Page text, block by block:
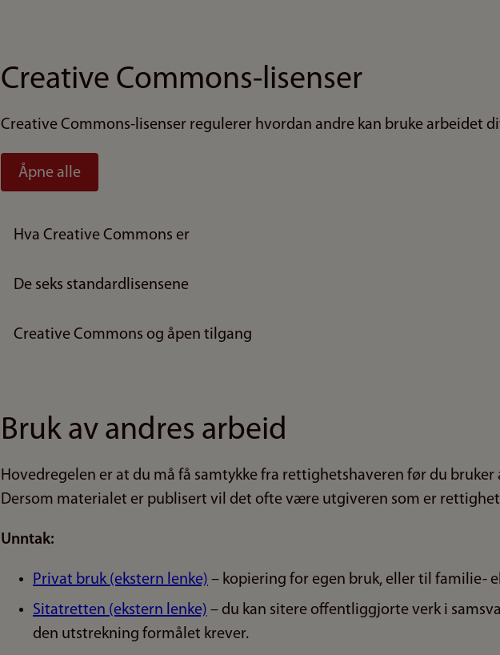
Creative Commons-lisenser
Creative Commons-lisenser regulerer hvordan andre kan bruke arbeidet
Åpne alle
Hva Creative Commons er
De seks standardlisensene
Creative Commons og åpen tilgang
Bruk av andres arbeid
Hovedregelen er at du må få samtykke fra rettighetshaveren før du bruker
Dersom materialet er publisert vil det ofte være utgiveren som er
Unntak:
Privat bruk (ekstern lenke) – kopiering for egen bruk, eller til familie-
Sitatretten (ekstern lenke) – du kan sitere offentliggjorte verk i
den utstrekning formålet krever.